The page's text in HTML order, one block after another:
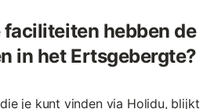
hebben de
in het Ertsgebergte?
je kunt vinden via Holidu, blijkt